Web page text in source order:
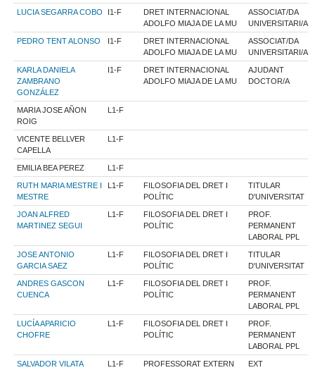
LUCIA SEGARRA COBO I1-F
DRET INTERNACIONAL
ADOLFO MIAJA DE LA MU
ASSOCIAT/DA
UNIVERSITARI/A
PEDRO TENT ALONSO I1-F
DRET INTERNACIONAL
ADOLFO MIAJA DE LA MU
ASSOCIAT/DA
UNIVERSITARI/A
KARLA DANIELA
ZAMBRANO
GONZÁLEZ
I1-F
DRET INTERNACIONAL
ADOLFO MIAJA DE LA MU
AJUDANT
DOCTOR/A
MARIA JOSE AÑON
ROIG
L1-F
VICENTE BELLVER
CAPELLA
L1-F
EMILIA BEA PEREZ L1-F
RUTH MARIA MESTRE I
MESTRE
L1-F
FILOSOFIA DEL DRET I
POLÍTIC
TITULAR
D'UNIVERSITAT
JOAN ALFRED
MARTINEZ SEGUI
L1-F
FILOSOFIA DEL DRET I
POLÍTIC
PROF.
PERMANENT
LABORAL PPL
JOSE ANTONIO
GARCIA SAEZ
L1-F
FILOSOFIA DEL DRET I
POLÍTIC
TITULAR
D'UNIVERSITAT
ANDRES GASCON
CUENCA
L1-F
FILOSOFIA DEL DRET I
POLÍTIC
PROF.
PERMANENT
LABORAL PPL
LUCÍA APARICIO
CHOFRE
L1-F
FILOSOFIA DEL DRET I
POLÍTIC
PROF.
PERMANENT
LABORAL PPL
SALVADOR VILATA L1-F PROFESSORAT EXTERN EXT